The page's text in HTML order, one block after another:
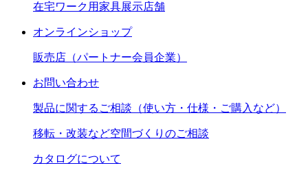
在宅ワーク用家具展示店舗
オンラインショップ
販売店（パートナー会員企業）
お問い合わせ
製品に関するご相談（使い方・仕様・ご購入など）
移転・改装など空間づくりのご相談
カタログについて